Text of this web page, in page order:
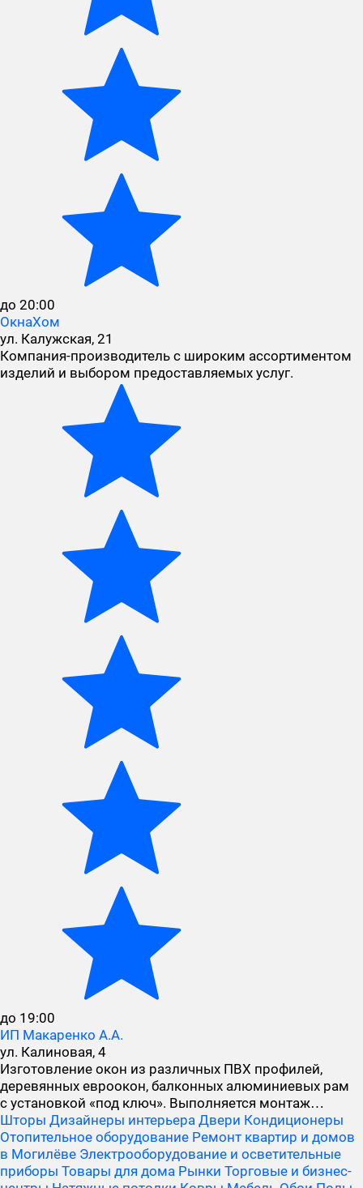
до 20:00
ОкнаХом
ул. Калужская, 21
Компания-производитель с широким ассортиментом
изделий и выбором предоставляемых услуг.
до 19:00
ИП Макаренко А.А.
ул. Калиновая, 4
Изготовление окон из различных ПВХ профилей,
деревянных евроокон, балконных алюминиевых рам
с установкой «под ключ». Выполняется монтаж…
Шторы Дизайнеры интерьера Двери Кондиционеры
Отопительное оборудование Ремонт квартир и домов
в Могилёве Электрооборудование и осветительные
приборы Товары для дома Рынки Торговые и бизнес-